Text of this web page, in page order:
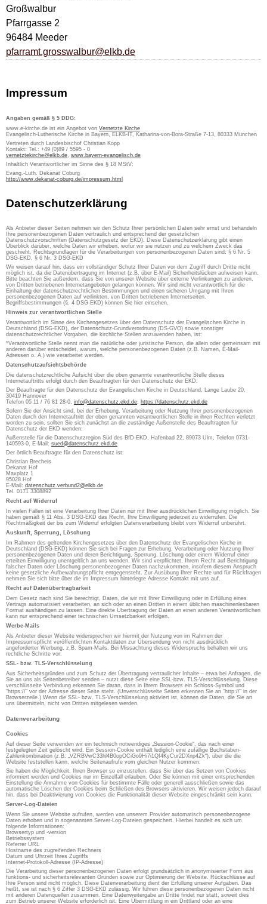
Großwalbur
Pfarrgasse 2
96484 Meeder
pfarramt.grosswalbur@elkb.de
Impressum
Angaben gemäß § 5 DDG:
www.e-kirche.de ist ein Angebot von Vernetzte Kirche
Evangelisch-Lutherische Kirche in Bayern, ELKB-IT, Katharina-von-Bora-Straße 7-13, 80333 München
Vertreten durch Landesbischof Christian Kopp
Kontakt: Tel.: +49 (0)89 / 5595 - 0
vernetztekirche@elkb.de, www.bayern-evangelisch.de
Inhaltlich Verantwortlicher im Sinne des § 18 MStV:
Evang.-Luth. Dekanat Coburg
http://www.dekanat-coburg.de/impressum.html
Datenschutzerklärung
Als Anbieter dieser Seiten nehmen wir den Schutz Ihrer persönlichen Daten sehr ernst und behandeln
Ihre personenbezogenen Daten vertraulich und entsprechend der gesetzlichen
Datenschutzvorschriften (Datenschutzgesetz der EKD). Diese Datenschutzerklärung gibt einen
Überblick darüber, welche Daten wir erheben, wofür wir sie nutzen und zu welchem Zweck das
geschieht. Rechtsgrundlagen für die Verarbeitungen von personenbezogenen Daten sind: § 6 Nr. 5
DSG-EKD, § 6 Nr. 3 DSG-EKD
Wir weisen darauf hin, dass ein vollständiger Schutz Ihrer Daten vor dem Zugriff durch Dritte nicht
möglich ist, da die Datenübertragung im Internet (z.B. über E-Mail) Sicherheitslücken aufweisen kann.
Bitte beachten Sie außerdem, dass Sie von unserer Website über externe Verlinkungen zu anderen,
von Dritten betriebenen Internetangeboten gelangen können. Wir sind nicht verantwortlich für die
Einhaltung der datenschutzrechtlichen Bestimmungen und einen sicheren Umgang mit Ihren
personenbezogenen Daten auf verlinkten, von Dritten betriebenen Internetseiten.
Begriffsbestimmungen (§. 4 DSG-EKD) können Sie hier einsehen.
Hinweis zur verantwortlichen Stelle
Verantwortlich im Sinne des Kirchengesetzes über den Datenschutz der Evangelischen Kirche in
Deutschland (DSG-EKD), der Datenschutz-Grundverordnung (DS-GVO) sowie sonstiger
datenschutzrechtlicher Vorgaben, die kirchliche Stellen anzuwenden haben, ist:
*Verantwortliche Stelle nennt man die natürliche oder juristische Person, die allein oder gemeinsam mit
anderen darüber entscheidet, warum, welche personenbezogenen Daten (z.B. Namen, E-Mail-
Adressen o. Ä.) wie verarbeitet werden.
Datenschutzaufsichtsbehörde
Die datenschutzrechtliche Aufsicht über die oben genannte verantwortliche Stelle dieses
Internetauftritts erfolgt durch den Beauftragten für den Datenschutz der EKD.
Der Beauftragte für den Datenschutz der Evangelischen Kirche in Deutschland, Lange Laube 20,
30419 Hannover
Telefon 05 11 / 76 81 28-0, info@datenschutz.ekd.de, https://datenschutz.ekd.de
Sofern Sie der Ansicht sind, bei der Erhebung, Verarbeitung oder Nutzung Ihrer personenbezogenen
Daten durch den Internetauftritt der oben genannten verantwortlichen Stelle in ihren Rechten verletzt
worden zu sein, sollten Sie sich zunächst an die zuständige Außenstelle des Beauftragten für
Datenschutz der EKD wenden:
Außenstelle für die Datenschutzregion Süd des BfD-EKD, Hafenbad 22, 89073 Ulm, Telefon 0731-
140593-0, E-Mail: sued@datenschutz.ekd.de
Der örtlich Beauftragte für den Datenschutz ist:
Christian Brecheis
Dekanat Hof
Maxplatz 1
95028 Hof
E-Mail: datenschutz.verbund2@elkb.de
Tel. 0171 3308892
Recht auf Widerruf
In vielen Fällen ist eine Verarbeitung Ihrer Daten nur mit Ihrer ausdrücklichen Einwilligung möglich. Sie
haben gemäß § 11 Abs. 3 DSG-EKD das Recht, Ihre Einwilligung jederzeit zu widerrufen. Die
Rechtmäßigkeit der bis zum Widerruf erfolgten Datenverarbeitung bleibt vom Widerruf unberührt.
Auskunft, Sperrung, Löschung
Im Rahmen des geltenden Kirchengesetzes über den Datenschutz der Evangelischen Kirche in
Deutschland (DSG-EKD) können Sie sich bei Fragen zur Erhebung, Verarbeitung oder Nutzung Ihrer
personenbezogenen Daten und deren Berichtigung, Sperrung, Löschung oder einem Widerruf einer
erteilten Einwilligung unentgeltlich an uns wenden. Wir sind verpflichtet, Ihrem Recht auf Berichtigung
falscher Daten oder Löschung personenbezogener Daten nachzukommen, insofern diesem Anspruch
keine gesetzliche Aufbewahrungspflicht entgegensteht. Zur Ausübung Ihrer Rechte und für Rückfragen
nehmen Sie sich bitte über die im Impressum hinterlegte Adresse Kontakt mit uns auf.
Recht auf Datenübertragbarkeit
Dem Gesetz nach sind Sie berechtigt, Daten, die wir mit Ihrer Einwilligung oder in Erfüllung eines
Vertrags automatisiert verarbeiten, an sich oder an einen Dritten in einem üblichen maschinenlesbaren
Format aushändigen zu lassen. Eine direkte Übertragung der Daten an einen anderen Verantwortlichen
kann nur entsprechend einer technischen Umsetzbarkeit erfolgen.
Werbe-Mails
Als Anbieter dieser Website widersprechen wir hiermit der Nutzung von im Rahmen der
Impressumspflicht veröffentlichten Kontaktdaten zur Übersendung von nicht ausdrücklich
angeforderter Werbung, z.B. Spam-Mails. Bei Missachtung dieses Widerspruchs behalten wir uns
rechtliche Schritte vor.
SSL- bzw. TLS-Verschlüsselung
Aus Sicherheitsgründen und zum Schutz der Übertragung vertraulicher Inhalte – etwa bei Anfragen, die
Sie an uns als Seitenbetreiber senden – nutzt diese Seite eine SSL-bzw. TLS-Verschlüsselung. Diese
verschlüsselte Verbindung erkennen Sie daran, dass in Ihrem Browsers ein Schloss-Symbol und
“https://” vor der Adresse dieser Seite steht. (Unverschlüsselte Seiten erkennen Sie an “http://” in der
Browserzeile.) Wenn die SSL- bzw. TLS-Verschlüsselung aktiviert ist, können die Daten, die Sie an
uns übermitteln, nicht von Dritten mitgelesen werden.
Datenverarbeitung
Cookies
Auf dieser Seite verwenden wir ein technisch notwendiges „Session-Cookie“, das nach einer
festgelegten Zeit gelöscht wird. Ein Session-Cookie enthält lediglich eine zufällige Buchstaben-
Zahlenkombination (z.B: „VZRBVwC33hl4B0opOCiGo9Hi7i1Qf4KyCur2DXnp4Zk“), über die die
Website feststellen kann, welche Seitenaufrufe vom gleichen Nutzer kommen.
Sie haben die Möglichkeit, Ihren Browser so einzustellen, dass Sie über das Setzen von Cookies
informiert werden und Cookies nur im Einzelfall erlauben. Oder Sie können mit einer entsprechenden
Einstellung die Annahme von Cookies für bestimmte Fälle oder generell ausschließen sowie das
automatische Löschen der Cookies beim Schließen des Browsers aktivieren. Wir weisen jedoch darauf
hin, dass bei Deaktivierung von Cookies die Funktionalität dieser Website eingeschränkt sein kann.
Server-Log-Dateien
Wenn Sie unsere Website aufrufen, werden von unserem Provider automatisch personenbezogene
Daten erhoben und in sogenannten Server-Log-Dateien gespeichert. Hierbei handelt es sich um
folgende Informationen:
Browsertyp und -version
Betriebssystem
Referrer URL
Hostname des zugreifenden Rechners
Datum und Uhrzeit Ihres Zugriffs
Internet-Protokoll-Adresse (IP-Adresse)
Die Verarbeitung dieser personenbezogenen Daten erfolgt grundsätzlich in anonymisierter Form aus
funktions- und sicherheitsrelevanten Gründen sowie zur Optimierung der Website. Rückschlüsse auf
Ihre Person sind nicht möglich. Diese Datenverarbeitung dient der Erfüllung unserer Aufgaben. Das
heißt, sie ist nach § 6 Ziffer 3 DSG-EKD zulässig. Wir führen diese personenbezogenen Daten nicht
mit anderen Datenquellen zusammen. Eine Datenweitergabe an Dritte findet nur statt, soweit dies
zum Betrieb unserer Website erforderlich ist. Eine Übermittlung in ein Drittland oder an eine